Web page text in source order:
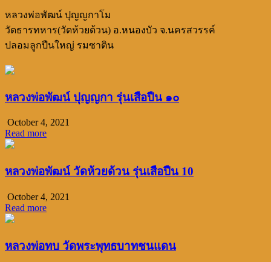
หลวงพ่อพัฒน์ ปุญญกาโม
วัดธารทหาร(วัดห้วยด้วน) อ.หนองบัว จ.นครสวรรค์
ปลอมลูกปืนใหญ่ รมซาติน
หลวงพ่อพัฒน์ ปุญญกา รุ่นเสือปืน ๑๐
October 4, 2021
Read more
หลวงพ่อพัฒน์ วัดห้วยด้วน รุ่นเสือปืน 10
October 4, 2021
Read more
หลวงพ่อทบ วัดพระพุทธบาทชนแดน